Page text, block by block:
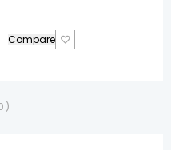
Compare